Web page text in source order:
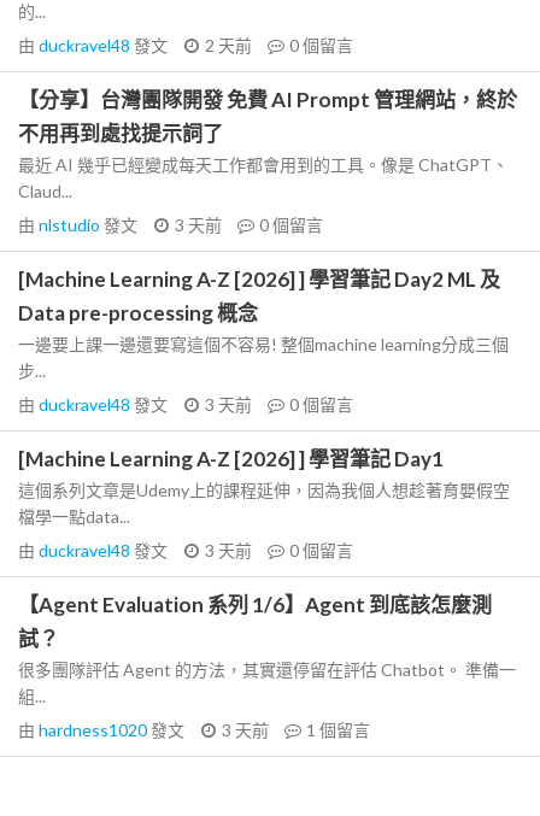
的...
由 duckravel48 發文 2 天前 0個留言
【分享】台灣團隊開發 免費 AI Prompt 管理網站，終於
不用再到處找提示詞了
最近 AI 幾乎已經變成每天工作都會用到的工具。像是 ChatGPT、
Claud...
由 nlstudio 發文 3 天前 0個留言
[Machine Learning A-Z [2026] ] 學習筆記 Day2 ML 及
Data pre-processing 概念
一邊要上課一邊還要寫這個不容易! 整個machine learning分成三個
步...
由 duckravel48 發文 3 天前 0個留言
[Machine Learning A-Z [2026] ] 學習筆記 Day1
這個系列文章是Udemy上的課程延伸，因為我個人想趁著育嬰假空
檔學一點data...
由 duckravel48 發文 3 天前 0個留言
【Agent Evaluation 系列 1/6】Agent 到底該怎麼測
試？
很多團隊評估 Agent 的方法，其實還停留在評估 Chatbot。 準備一
組...
由 hardness1020發文 3 天前 1 個留言